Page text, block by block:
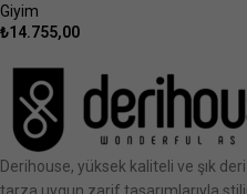
Giyim
₺14.755,00
Derihouse, yüksek kaliteli ve şık
tarza uygun zarif tasarımlarıyla